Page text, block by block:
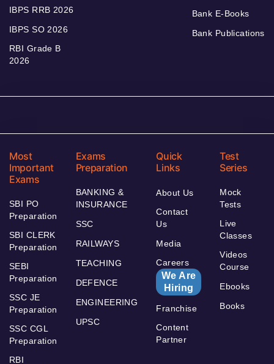
IBPS RRB 2026
IBPS SO 2026
RBI Grade B
2026
Bank E-Books
Bank Publications
Most
Important
Exams
SBI PO
Preparation
SBI CLERK
Preparation
SEBI
Preparation
SSC JE
Preparation
SSC CGL
Preparation
RBI
Exams
Preparation
BANKING &
INSURANCE
SSC
RAILWAYS
TEACHING
DEFENCE
ENGINEERING
UPSC
Quick
Links
About Us
Contact
Us
Media
Careers
We Are
Hiring
Franchise
Content
Partner
Test
Series
Mock
Tests
Live
Classes
Videos
Course
Ebooks
Books